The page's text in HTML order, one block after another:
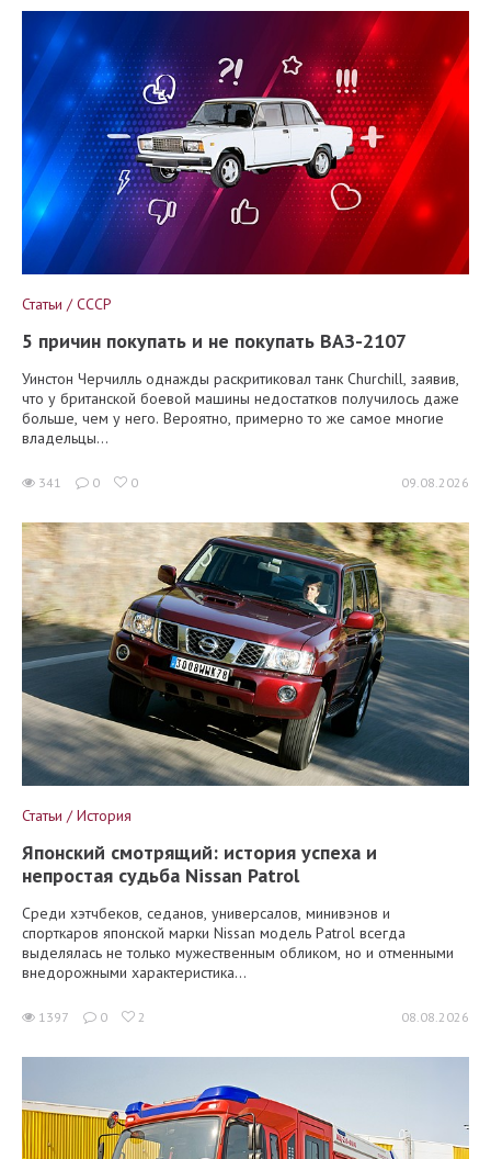
Статьи / СССР
5 причин покупать и не покупать ВАЗ-2107
Уинстон Черчилль однажды раскритиковал танк Churchill, заявив,
что у британской боевой машины недостатков получилось даже
больше, чем у него. Вероятно, примерно то же самое многие
владельцы...
341 0 0 09.08.2026
Статьи / История
Японский смотрящий: история успеха и
непростая судьба Nissan Patrol
Среди хэтчбеков, седанов, универсалов, минивэнов и
спорткаров японской марки Nissan модель Patrol всегда
выделялась не только мужественным обликом, но и отменными
внедорожными характеристика...
1397 0 2 08.08.2026